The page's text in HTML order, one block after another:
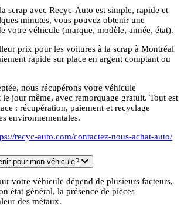
scrap avec Recyc-Auto est simple, rapide et
minutes, vous pouvez obtenir une
votre véhicule (marque, modèle, année, état).
prix pour les voitures à la scrap à Montréal
rapide sur place en argent comptant ou
nous récupérons votre véhicule
jour même, avec remorquage gratuit. Tout est
: récupération, paiement et recyclage
environnementales.
recyc-auto.com/contactez-nous-achat-auto/
pour mon véhicule?
votre véhicule dépend de plusieurs facteurs,
état général, la présence de pièces
des métaux.